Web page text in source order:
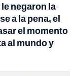
le negaron la
a la pena, el
el momento
al mundo y